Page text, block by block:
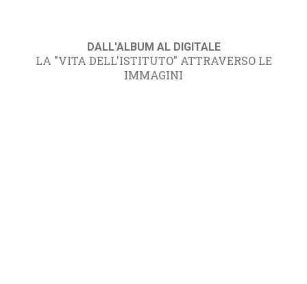
DALL'ALBUM AL DIGITALE
LA "VITA DELL'ISTITUTO" ATTRAVERSO LE
IMMAGINI